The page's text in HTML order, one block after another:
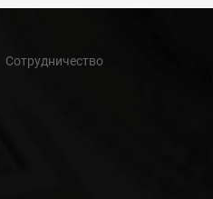
Сотрудничество